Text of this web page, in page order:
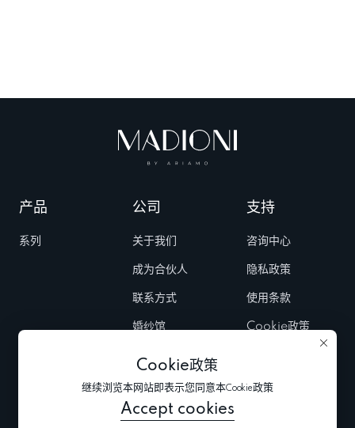
Cookie政策
继续浏览本网站即表示您同意本Cookie政策
Accept cookies
产品
系列
公司
关于我们
成为合伙人
联系方式
婚纱馆
Fairs & Trunk
shows
支持
咨询中心
隐私政策
使用条款
Cookie政策